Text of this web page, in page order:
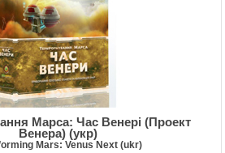
Марса: Час Венері (Проект
Венера) (укр)
Mars: Venus Next (ukr)